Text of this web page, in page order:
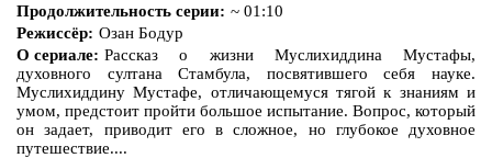
Продолжительность серии: ~ 01:10
Режиссёр: Озан Бодур
О сериале: Рассказ о жизни Муслихиддина Мустафы,
духовного султана Стамбула, посвятившего себя науке.
Муслихиддину Мустафе, отличающемуся тягой к знаниям и
умом, предстоит пройти большое испытание. Вопрос, который
он задает, приводит его в сложное, но глубокое духовное
путешествие....